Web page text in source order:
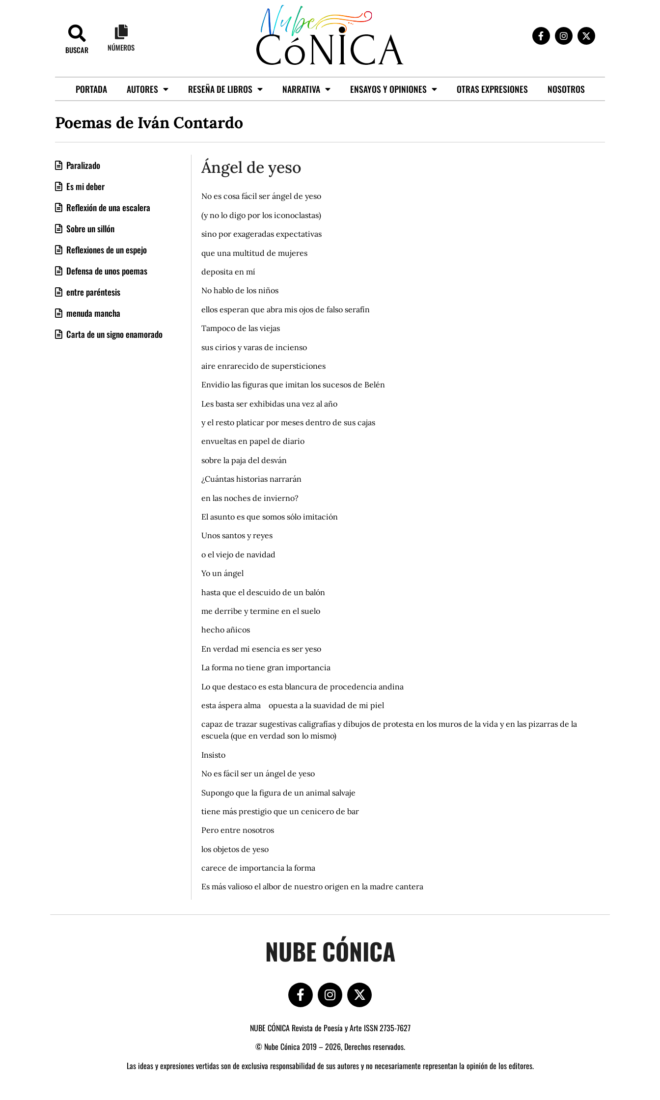
BUSCAR NÚMEROS
PORTADA AUTORES RESEÑA DE LIBROS NARRATIVA ENSAYOS Y OPINIONES OTRAS EXPRESIONES NOSOTROS
Poemas de Iván Contardo
Paralizado
Es mi deber
Reflexión de una escalera
Sobre un sillón
Reflexiones de un espejo
Defensa de unos poemas
entre paréntesis
menuda mancha
Carta de un signo enamorado
Ángel de yeso
No es cosa fácil ser ángel de yeso
(y no lo digo por los iconoclastas)
sino por exageradas expectativas
que una multitud de mujeres
deposita en mí
No hablo de los niños
ellos esperan que abra mis ojos de falso serafín
Tampoco de las viejas
sus cirios y varas de incienso
aire enrarecido de supersticiones
Envidio las figuras que imitan los sucesos de Belén
Les basta ser exhibidas una vez al año
y el resto platicar por meses dentro de sus cajas
envueltas en papel de diario
sobre la paja del desván
¿Cuántas historias narrarán
en las noches de invierno?
El asunto es que somos sólo imitación
Unos santos y reyes
o el viejo de navidad
Yo un ángel
hasta que el descuido de un balón
me derribe y termine en el suelo
hecho añicos
En verdad mi esencia es ser yeso
La forma no tiene gran importancia
Lo que destaco es esta blancura de procedencia andina
esta áspera alma opuesta a la suavidad de mi piel
capaz de trazar sugestivas caligrafías y dibujos de protesta en los muros de la vida y en las pizarras de la
escuela (que en verdad son lo mismo)
Insisto
No es fácil ser un ángel de yeso
Supongo que la figura de un animal salvaje
tiene más prestigio que un cenicero de bar
Pero entre nosotros
los objetos de yeso
carece de importancia la forma
Es más valioso el albor de nuestro origen en la madre cantera
NUBE CÓNICA
NUBE CÓNICA Revista de Poesía y Arte ISSN 2735-7627
© Nube Cónica 2019 – 2026, Derechos reservados.
Las ideas y expresiones vertidas son de exclusiva responsabilidad de sus autores y no necesariamente representan la opinión de los editores.